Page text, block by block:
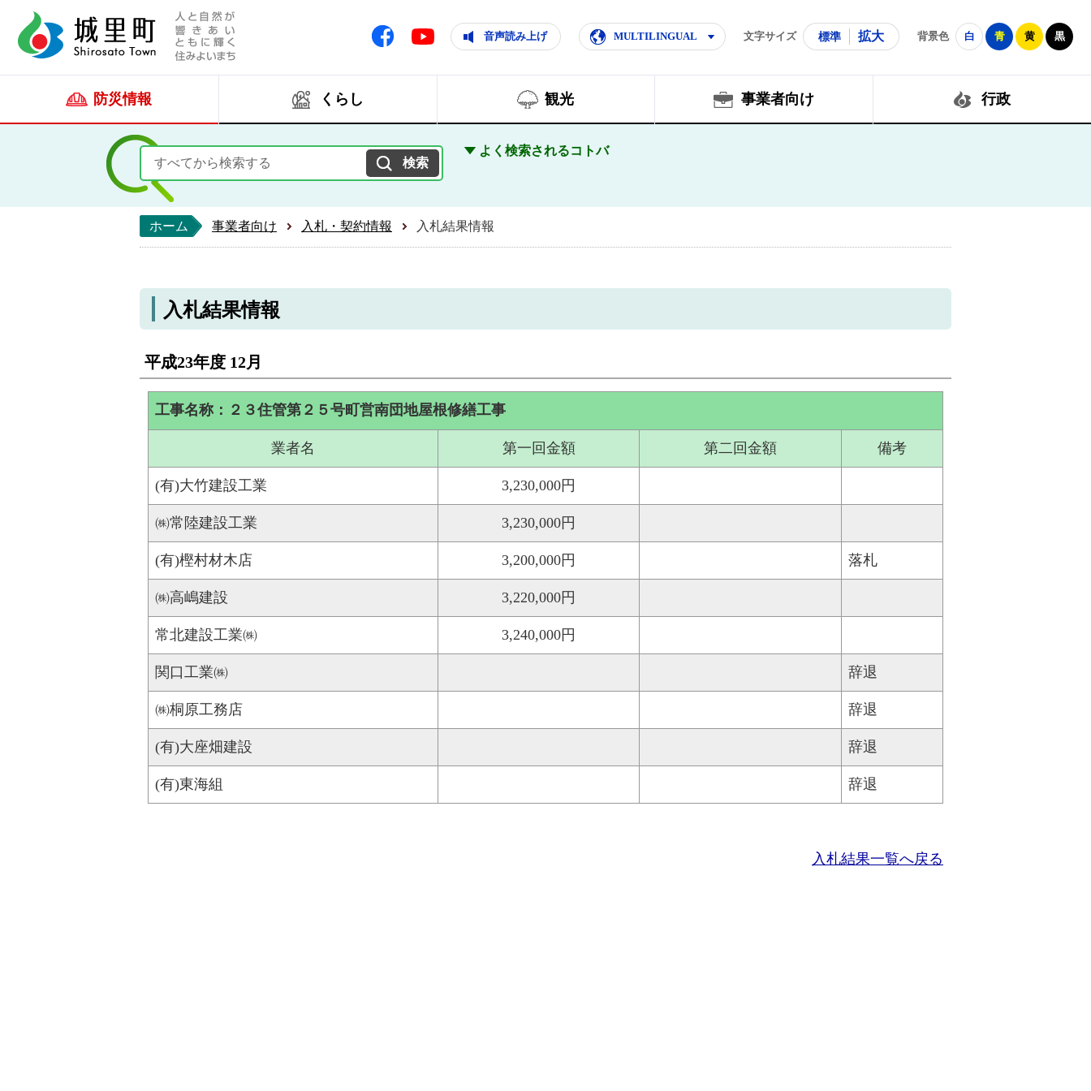
人と自然が響きあいともに輝く住みよいまち
Facebook Youtube 音声読み上げ MULTILINGUAL 文字サイズ 標準 拡大 背景色 白 青 黄 黒
防災情報 くらし 観光 事業者向け 行政
よく検索されるコトバ
ホーム 事業者向け 入札・契約情報 入札結果情報
入札結果情報
平成23年度 12月
工事名称：２３住管第２５号町営南団地屋根修繕工事
業者名 第一回金額 第二回金額 備考
(有)大竹建設工業 3,230,000円
㈱常陸建設工業 3,230,000円
(有)樫村材木店 3,200,000円 落札
㈱高嶋建設 3,220,000円
常北建設工業㈱ 3,240,000円
関口工業㈱ 辞退
㈱桐原工務店 辞退
(有)大座畑建設 辞退
(有)東海組 辞退
入札結果一覧へ戻る